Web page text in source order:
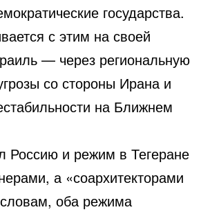
государства.
с этим на своей
— через региональную
со стороны Ирана и
на Ближнем
Россию и режим в Тегеране
а «соархитекторами
оба режима